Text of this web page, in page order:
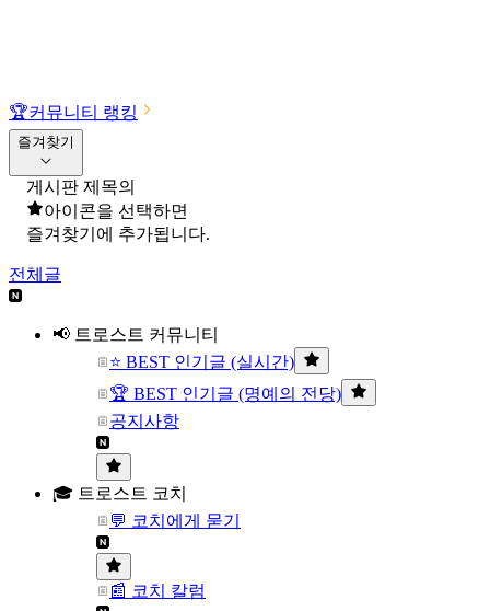
🏆커뮤니티 랭킹
즐겨찾기
게시판 제목의
아이콘을 선택하면
즐겨찾기에 추가됩니다.
전체글
📢 트로스트 커뮤니티
⭐ BEST 인기글 (실시간)
🏆 BEST 인기글 (명예의 전당)
공지사항
🎓 트로스트 코치
💬 코치에게 묻기
📰 코치 칼럼